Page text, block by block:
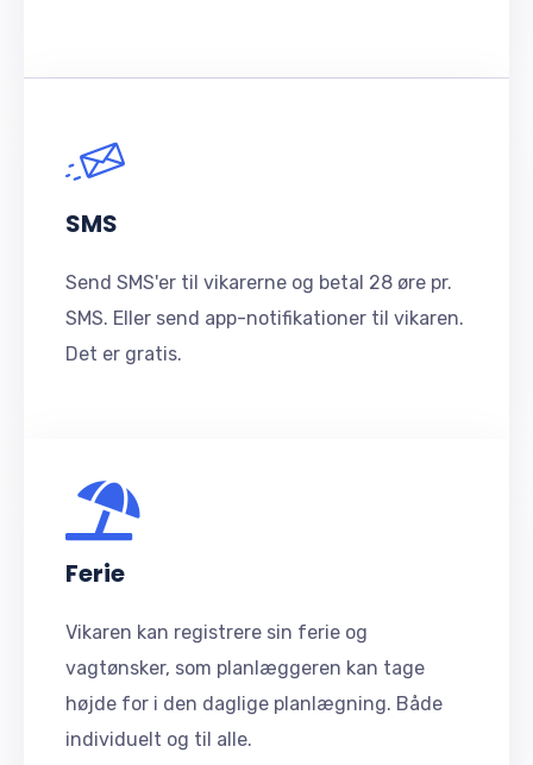
SMS
Send SMS'er til vikarerne og betal 28 øre pr.
SMS. Eller send app-notifikationer til vikaren.
Det er gratis.
Ferie
Vikaren kan registrere sin ferie og
vagtønsker, som planlæggeren kan tage
højde for i den daglige planlægning. Både
individuelt og til alle.